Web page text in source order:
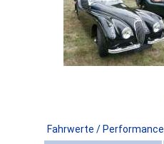
Fahrwerte / Performance